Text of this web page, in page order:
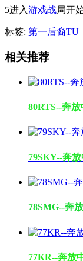
5进入游戏战局开
标签: 第一后裔TU
相关推荐
80RTS--奔放
79SKY--奔放
78SMG--奔
77KR--奔放